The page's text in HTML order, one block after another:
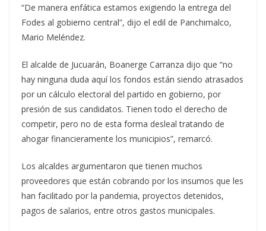
“De manera enfática estamos exigiendo la entrega del
Fodes al gobierno central”, dijo el edil de Panchimalco,
Mario Meléndez.
El alcalde de Jucuarán, Boanerge Carranza dijo que “no
hay ninguna duda aquí los fondos están siendo atrasados
por un cálculo electoral del partido en gobierno, por
presión de sus candidatos. Tienen todo el derecho de
competir, pero no de esta forma desleal tratando de
ahogar financieramente los municipios”, remarcó.
Los alcaldes argumentaron que tienen muchos
proveedores que están cobrando por los insumos que les
han facilitado por la pandemia, proyectos detenidos,
pagos de salarios, entre otros gastos municipales.